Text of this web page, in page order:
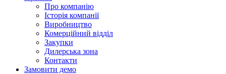
Про компанію
Історія компанії
Виробництво
Комерційний відділ
Закупки
Дилерська зона
Контакти
Замовити демо